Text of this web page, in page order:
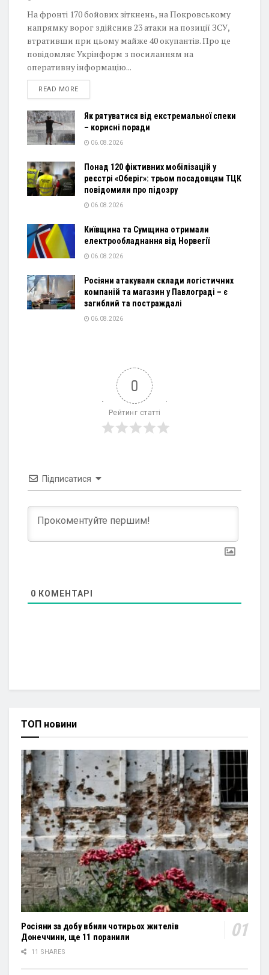
На фронті 170 бойових зіткнень, на Покровському
напрямку ворог здійснив 23 атаки на позиції ЗСУ,
втративши при цьому майже 40 окупантів. Про це
повідомляє Укрінформ з посиланням на
оперативну інформацію...
READ MOREDETAILS
Як рятуватися від екстремальної спеки
– корисні поради
06.08.2026
Понад 120 фіктивних мобілізацій у
реєстрі «Оберіг»: трьом посадовцям ТЦК
повідомили про підозру
06.08.2026
Київщина та Сумщина отримали
електрообладнання від Норвегії
06.08.2026
Росіяни атакували склади логістичних
компаній та магазин у Павлограді – є
загиблий та постраждалі
06.08.2026
0
Рейтинг статті
Підписатися
0 КОМЕНТАРІ
ТОП новини
Росіяни за добу вбили чотирьох жителів
Донеччини, ще 11 поранили
11 SHARES